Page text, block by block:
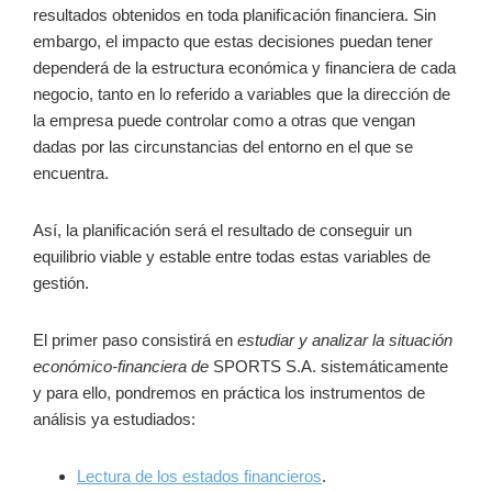
resultados obtenidos en toda planificación financiera. Sin
embargo, el impacto que estas decisiones puedan tener
dependerá de la estructura económica y financiera de cada
negocio, tanto en lo referido a variables que la dirección de
la empresa puede controlar como a otras que vengan
dadas por las circunstancias del entorno en el que se
encuentra.
Así, la planificación será el resultado de conseguir un
equilibrio viable y estable entre todas estas variables de
gestión.
El primer paso consistirá en estudiar y analizar la situación
económico-financiera de SPORTS S.A. sistemáticamente
y para ello, pondremos en práctica los instrumentos de
análisis ya estudiados:
Lectura de los estados financieros.